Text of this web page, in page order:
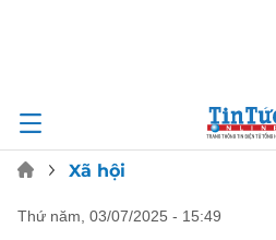
Xã hội
thứ năm, 03/07/2025 - 15:49